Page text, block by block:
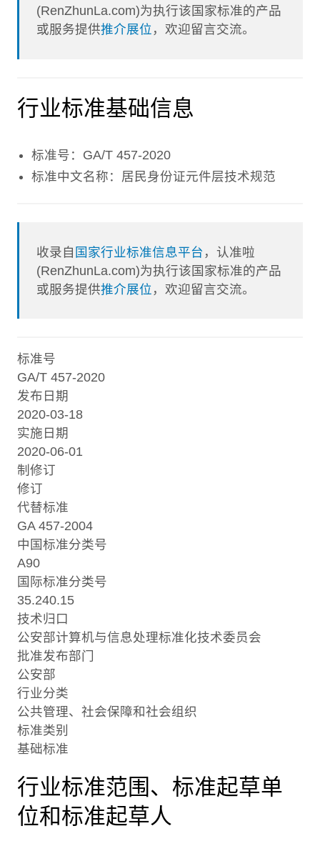
(RenZhunLa.com)为执行该国家标准的产品
或服务提供推介展位 ，欢迎留言交流。
行业标准基础信息
标准号：GA/T 457-2020
标准中文名称：居民身份证元件层技术规范
收录自 国家行业标准信息平台 ，认准啦
(RenZhunLa.com)为执行该国家标准的产品
或服务提供推介展位 ，欢迎留言交流。
标准号
GA/T 457-2020
发布日期
2020-03-18
实施日期
2020-06-01
制修订
修订
代替标准
GA 457-2004
中国标准分类号
A90
国际标准分类号
35.240.15
技术归口
公安部计算机与信息处理标准化技术委员会
批准发布部门
公安部
行业分类
公共管理、社会保障和社会组织
标准类别
基础标准
行业标准范围、标准起草单
位和标准起草人